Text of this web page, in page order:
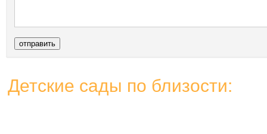
Детские сады по близости: